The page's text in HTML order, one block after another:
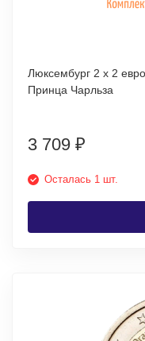
Люксембург 2 х 2
Принца Чарльза
3 709 ₽
Осталась 1 шт.